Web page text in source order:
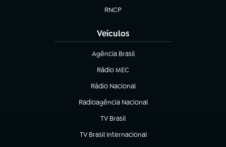
RNCP
(abre em nova aba)
Veículos
Agência Brasil
(abre em nova aba)
Rádio MEC
(abre em nova aba)
Rádio Nacional
Radioagência Nacional
(abre em nova aba)
TV Brasil
(abre em nova aba)
TV Brasil Internacional
(abre em nova aba)